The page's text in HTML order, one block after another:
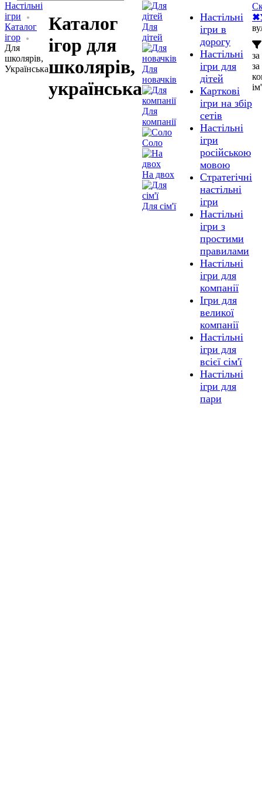
Настільні
ігри
Каталог
ігор
Для
школярів,
Українська
Каталог
ігор для
школярів,
українська
Для
дітей
Для
новачків
Для
компанії
Соло
На двох
Для сім'ї
Настільні
ігри в
дорогу
Настільні
ігри для
дітей
Карткові
ігри на збір
сетів
Настільні
ігри
російською
мовою
Стратегічні
настільні
ігри
Настільні
ігри з
простими
правилами
Настільні
ігри для
компанії
Ігри для
великої
компанії
Настільні
ігри для
всієї сім'ї
Настільні
ігри для
пари
✖